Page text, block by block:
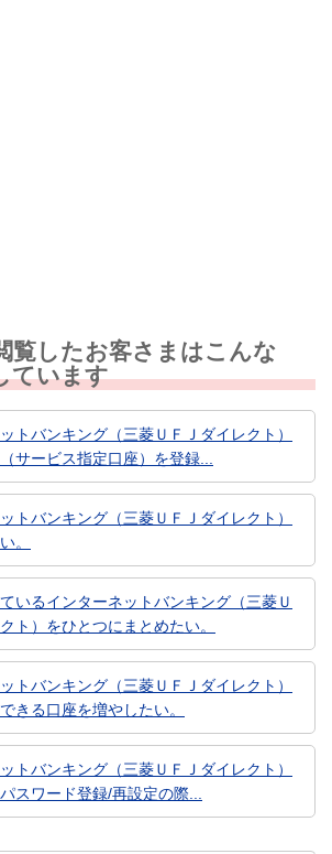
覧したお客さまはこんな
ています
トバンキング（三菱ＵＦＪダイレクト）
サービス指定口座）を登録...
トバンキング（三菱ＵＦＪダイレクト）
。
いるインターネットバンキング（三菱Ｕ
ト）をひとつにまとめたい。
トバンキング（三菱ＵＦＪダイレクト）
きる口座を増やしたい。
トバンキング（三菱ＵＦＪダイレクト）
スワード登録/再設定の際...